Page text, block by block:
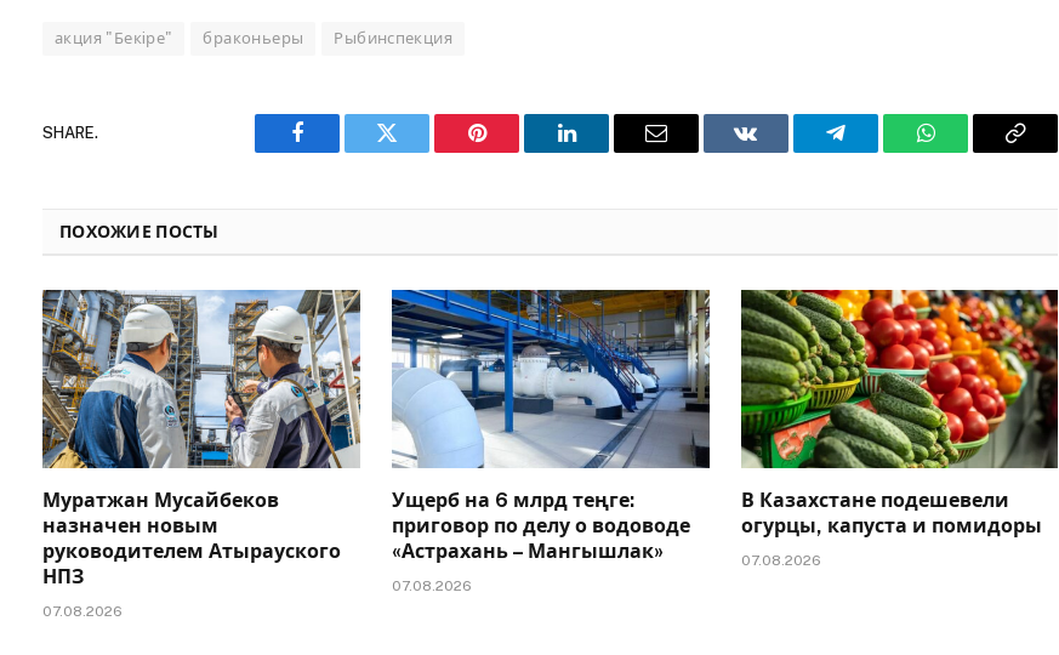
акция "Бекiре" браконьеры Рыбинспекция
SHARE.
Facebook Twitter Pinterest LinkedIn Email VKontakteTelegram WhatsAppCopy
ПОХОЖИЕ ПОСТЫ
Муратжан Мусайбеков
назначен новым
руководителем Атырауского
НПЗ
07.08.2026
Ущерб на 6 млрд теңге:
приговор по делу о водоводе
«Астрахань – Мангышлак»
07.08.2026
В Казахстане подешевели
огурцы, капуста и помидоры
07.08.2026